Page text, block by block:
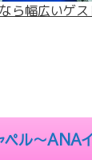
ら幅広いゲ
ペル～ANA